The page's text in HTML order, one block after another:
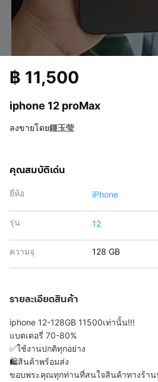
iphone 12 proMax
฿ 11,500
ลงขายโดย鍾玉莹
คุณสมบัติเด่น
ยี่ห้อ iPhone
รุ่น 12
ความจุ 128 GB
รายละเอียดสินค้า
iphone 12-128GB 11500เท่านั้น!!!
แบตเตอรี่ 70-80%
✅ใช้งานปกติทุกอย่าง
🛍️สินค้าพร้อมส่ง
ขอบพระคุณทุกท่านที่สนใจสินค้าทางร้า